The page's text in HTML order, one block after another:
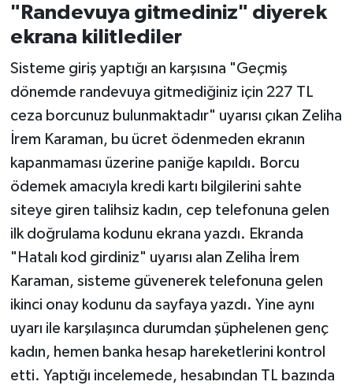
"Randevuya gitmediniz" diyerek
ekrana kilitlediler
Sisteme giriş yaptığı an karşısına "Geçmiş
dönemde randevuya gitmediğiniz için 227 TL
ceza borcunuz bulunmaktadır" uyarısı çıkan Zeliha
İrem Karaman, bu ücret ödenmeden ekranın
kapanmaması üzerine paniğe kapıldı. Borcu
ödemek amacıyla kredi kartı bilgilerini sahte
siteye giren talihsiz kadın, cep telefonuna gelen
ilk doğrulama kodunu ekrana yazdı. Ekranda
"Hatalı kod girdiniz" uyarısı alan Zeliha İrem
Karaman, sisteme güvenerek telefonuna gelen
ikinci onay kodunu da sayfaya yazdı. Yine aynı
uyarı ile karşılaşınca durumdan şüphelenen genç
kadın, hemen banka hesap hareketlerini kontrol
etti. Yaptığı incelemede, hesabından TL bazında